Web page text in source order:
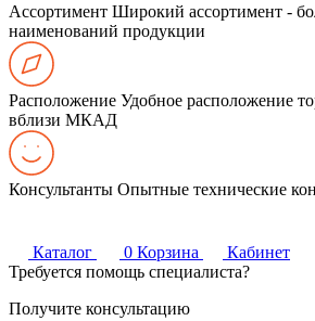
Ассортимент Широкий ассортимент -
наименований продукции
Расположение Удобное расположение
вблизи МКАД
Консультанты Опытные технические
Каталог 0 Корзина
Кабинет
Требуется помощь специалиста?
Получите консультацию